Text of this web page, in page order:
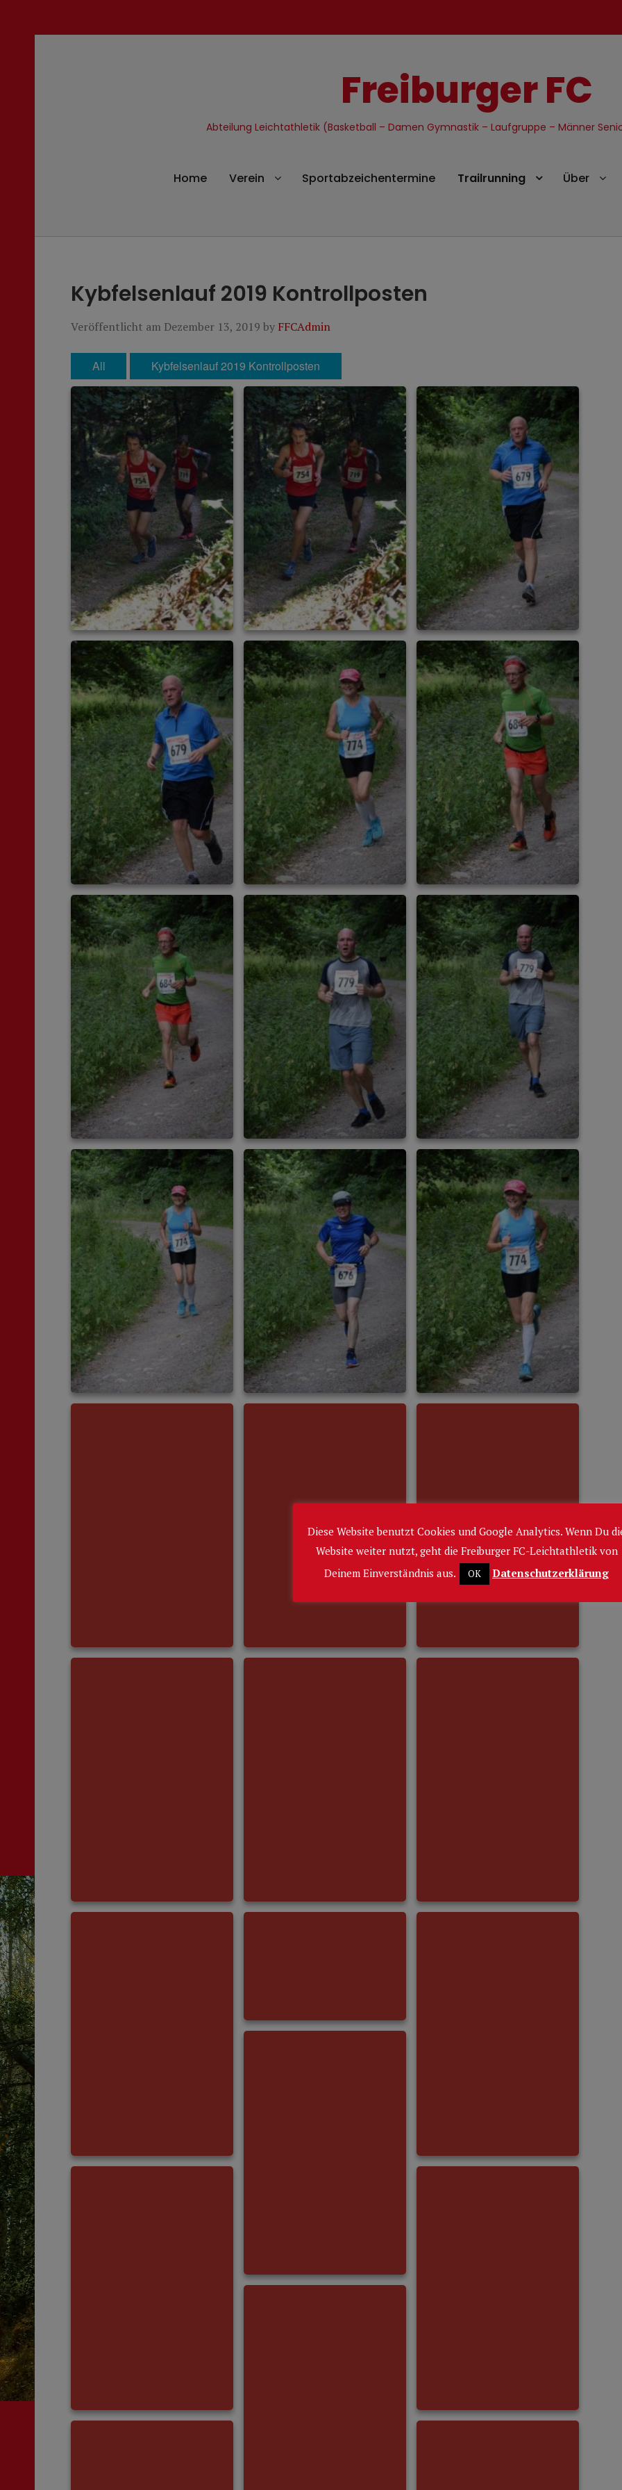
Freiburger FC
Abteilung Leichtathletik (Basketball – Damen Gymnastik – Laufgruppe – Männer
Home Verein Sportabzeichentermine Trailrunning Über
Kybfelsenlauf 2019 Kontrollposten
Veröffentlicht am Dezember 13, 2019 by FFCAdmin
All Kybfelsenlauf 2019 Kontrollposten
Diese Website benutzt Cookies und Google Analytics. Wenn Du
Website weiter nutzt, geht die Freiburger FC-Leichtathletik von
Deinem Einverständnis aus.
OK Datenschutzerklärung